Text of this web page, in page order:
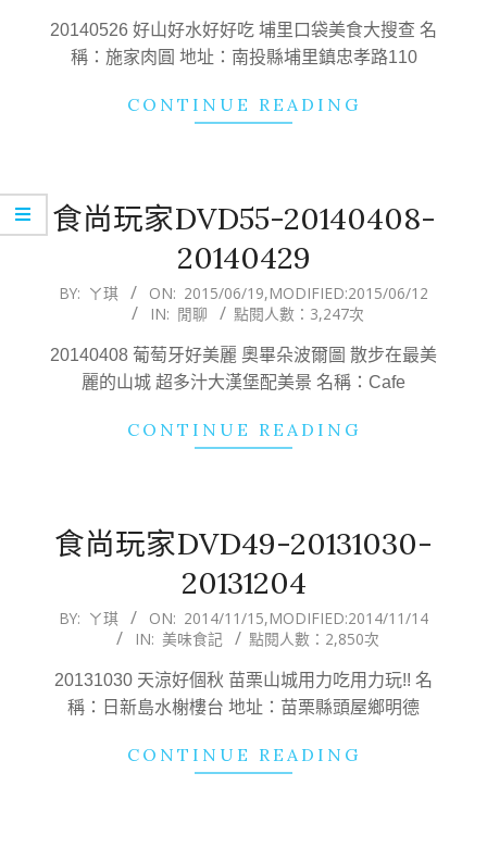
21
20140526 好山好水好好吃 埔里口袋美食大搜查 名
稱：施家肉圓 地址：南投縣埔里鎮忠孝路110
CONTINUE READING
食尚玩家DVD55-20140408-
20140429
2015-
19
BY: ㄚ琪 ON: 2015/06/19,MODIFIED:2015/06/12
IN: 閒聊 點閱人數：3,247次
20140408 葡萄牙好美麗 奧畢朵波爾圖 散步在最美
麗的山城 超多汁大漢堡配美景 名稱：Cafe
CONTINUE READING
食尚玩家DVD49-20131030-
20131204
2014-
15
BY: ㄚ琪 ON: 2014/11/15,MODIFIED:2014/11/14
IN: 美味食記 點閱人數：2,850次
20131030 天涼好個秋 苗栗山城用力吃用力玩!! 名
稱：日新島水榭樓台 地址：苗栗縣頭屋鄉明德
CONTINUE READING